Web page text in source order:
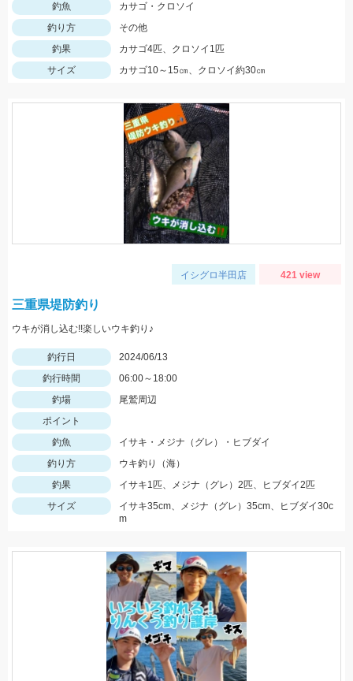
釣魚
カサゴ・クロソイ
釣り方
その他
釣果
カサゴ4匹、クロソイ1匹
サイズ
カサゴ10～15㎝、クロソイ約30㎝
イシグロ半田店 421 view
三重県堤防釣り
ウキが消し込む!!楽しいウキ釣り♪
釣行日
2024/06/13
釣行時間
06:00～18:00
釣場
尾鷲周辺
ポイント
釣魚
イサキ・メジナ（グレ）・ヒブダイ
釣り方
ウキ釣り（海）
釣果
イサキ1匹、メジナ（グレ）2匹、ヒブダイ2匹
サイズ
イサキ35cm、メジナ（グレ）35cm、ヒブダイ30c
m